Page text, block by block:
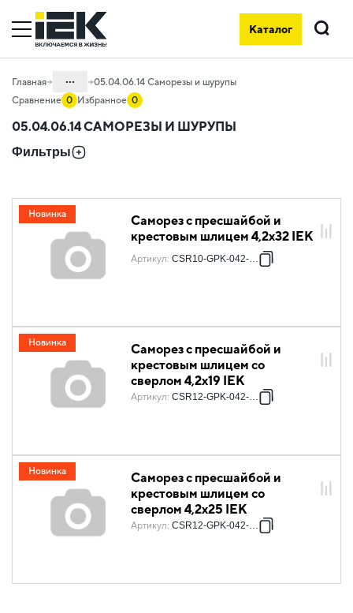
Каталог
Поиск
Главная ...
Каталог
05. Системы для прокладки кабеля
05.04.06.14 Саморезы и шурупы
Сравнение 0 Избранное 0
05.04.06.14 САМОРЕЗЫ И ШУРУПЫ
Фильтры
Саморез с пресшайбой и
крестовым шлицем 4,2х32 IEK
Артикул: CSR10-GPK-042-032
Новинка
Саморез с пресшайбой и
крестовым шлицем со
сверлом 4,2х19 IEK
Артикул: CSR12-GPK-042-019
Новинка
Саморез с пресшайбой и
крестовым шлицем со
сверлом 4,2х25 IEK
Артикул: CSR12-GPK-042-025
Новинка